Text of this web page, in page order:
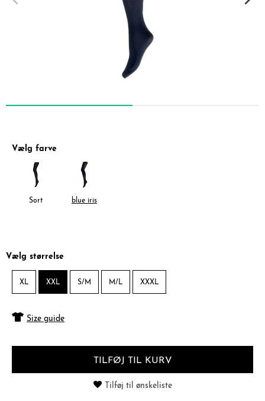
Vælg farve
Sort blue iris
Vælg størrelse
XL XXL S/M M/L XXXL
Size guide
TILFØJ TIL KURV
Tilføj til ønskeliste